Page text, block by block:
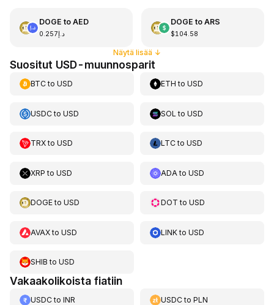
DOGE to AED
د.إ0.257
DOGE to ARS
$104.58
Näytä lisää ↓
Suositut USD-muunnosparit
BTCto USD ETH toUSD
USDCto USD SOL toUSD
TRXto USD LTCtoUSD
XRP to USD ADA toUSD
DOGEto USD DOT toUSD
AVAXto USD LINKtoUSD
SHIB to USD
Vakaakolikoista fiatiin
USDCto INR USDCtoPLN